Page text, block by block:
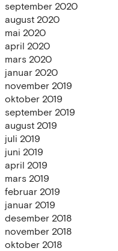
september 2020
august 2020
mai 2020
april 2020
mars 2020
januar 2020
november 2019
oktober 2019
september 2019
august 2019
juli 2019
juni 2019
april 2019
mars 2019
februar 2019
januar 2019
desember 2018
november 2018
oktober 2018